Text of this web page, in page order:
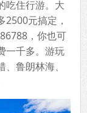
吃住行游。大
元搞定，
，你也可
一千多。游玩
鲁朗林海、